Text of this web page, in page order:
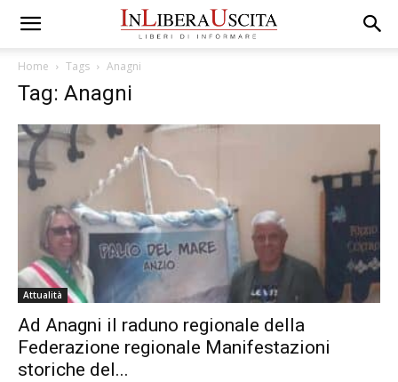
Home Tags Anagni
Tag: Anagni
Attualità
Ad Anagni il raduno regionale della
Federazione regionale Manifestazioni
storiche del...